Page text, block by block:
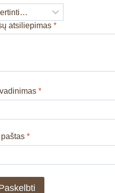
atsiliepimas*
*
paštas*